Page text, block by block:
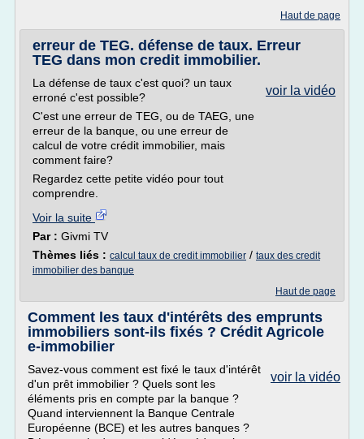
Haut de page
erreur de TEG. défense de taux. Erreur
TEG dans mon credit immobilier.
voir la vidéo
La défense de taux c'est quoi? un taux
erroné c'est possible?
C'est une erreur de TEG, ou de TAEG, une
erreur de la banque, ou une erreur de
calcul de votre crédit immobilier, mais
comment faire?
Regardez cette petite vidéo pour tout
comprendre.
Voir la suite
Par : Givmi TV
Thèmes liés : calcul taux de credit immobilier / taux des credit
immobilier des banque
Haut de page
Comment les taux d'intérêts des emprunts
immobiliers sont-ils fixés ? Crédit Agricole
e-immobilier
voir la vidéo
Savez-vous comment est fixé le taux d'intérêt
d'un prêt immobilier ? Quels sont les
éléments pris en compte par la banque ?
Quand interviennent la Banque Centrale
Européenne (BCE) et les autres banques ?